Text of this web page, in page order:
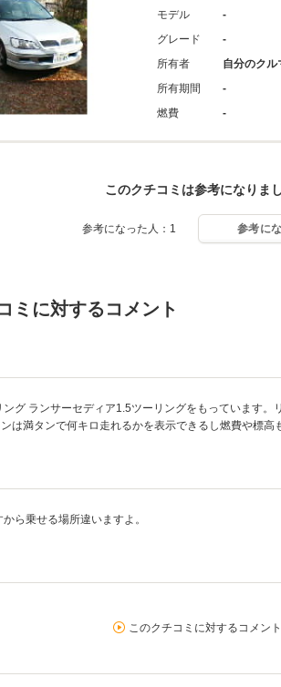
モデル
-
グレード
-
所有者
自分のクル
所有期間
-
燃費
-
このクチコミは参考になりま
参考になった人：1 参考に
ミに対するコメント
グ ランサーセディア1.5ツーリングをもっています
は満タンで何キロ走れるかを表示できるし燃費や標高
ら乗せる場所違いますよ。
このクチコミに対するコメン